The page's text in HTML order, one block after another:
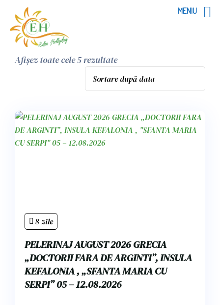
Afișez toate cele 5 rezultate
8 zile
PELERINAJ AUGUST 2026 GRECIA
„DOCTORII FARA DE ARGINTI”, INSULA
KEFALONIA , „SFANTA MARIA CU
SERPI” 05 – 12.08.2026
MENIU